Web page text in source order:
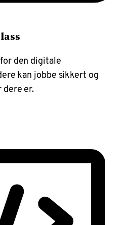
den digitale
kan jobbe sikkert og
er.